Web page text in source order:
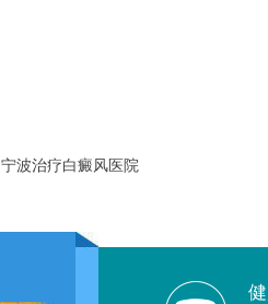
宁波治疗白癜风医院